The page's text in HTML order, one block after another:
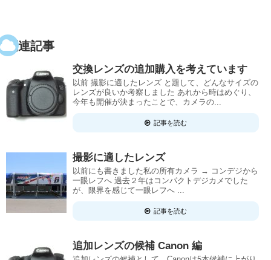
関連記事
交換レンズの追加購入を考えています
以前 撮影に適したレンズ と題して、どんなサイズの
レンズが良いか考察しました あれから時はめぐり、
今年も開催が決まったことで、カメラの...
記事を読む
撮影に適したレンズ
以前にも書きました私の所有カメラ → コンデジから
一眼レフへ 過去２年はコンパクトデジカメでした
が、限界を感じて一眼レフへ ...
記事を読む
追加レンズの候補 Canon 編